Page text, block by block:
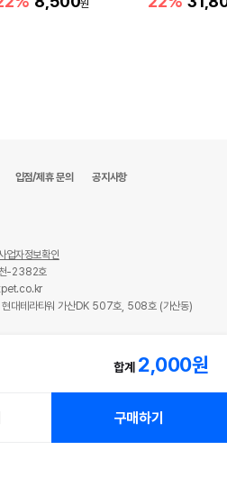
원
합계 2,000원
구매하기
입점/제휴 문의 공지사항
업자정보확인
천-2382호
현대테라타워 가산DK 507호, 508호 (가산동)